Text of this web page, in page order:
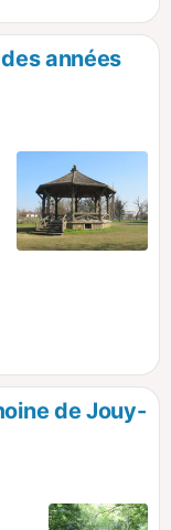
années
de Jouy-